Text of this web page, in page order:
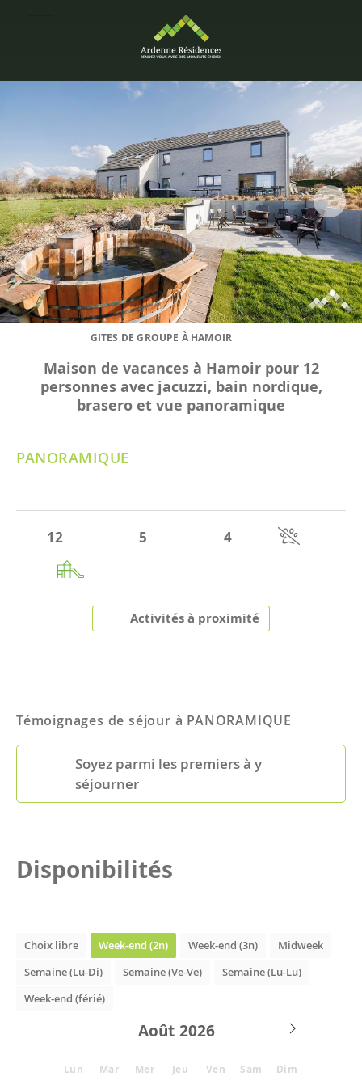
GITES DE GROUPE À HAMOIR
Maison de vacances à Hamoir pour 12
personnes avec jacuzzi, bain nordique,
brasero et vue panoramique
PANORAMIQUE
12 5 4
Activités à proximité
Témoignages de séjour à PANORAMIQUE
Soyez parmi les premiers à y
séjourner
Disponibilités
Choix libre Week-end (2n) Week-end (3n)
Midweek
Semaine (Lu-Di)
Semaine (Ve-Ve)
Semaine (Lu-Lu)
Week-end (férié)
Août
Lun Mar Mer Jeu Ven Sam Dim